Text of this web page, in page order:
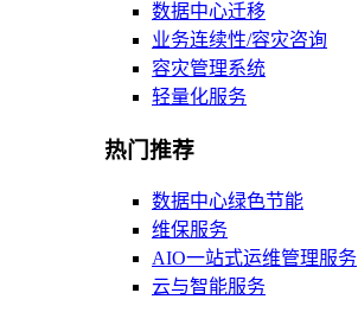
数据中心迁移
业务连续性/容灾咨询
容灾管理系统
轻量化服务
热门推荐
数据中心绿色节能
维保服务
AIO一站式运维管理服务
云与智能服务